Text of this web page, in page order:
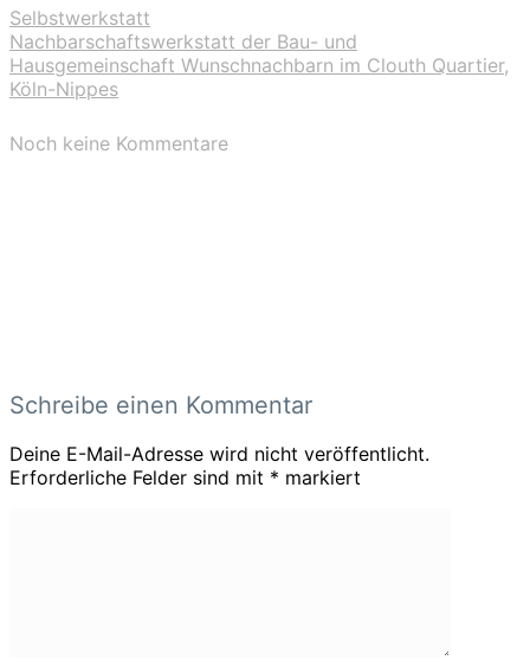
Selbstwerkstatt
Nachbarschaftswerkstatt der Bau- und
Hausgemeinschaft Wunschnachbarn im Clouth Quartier,
Köln-Nippes
Noch keine Kommentare
Schreibe einen Kommentar
Deine E-Mail-Adresse wird nicht veröffentlicht.
Erforderliche Felder sind mit * markiert